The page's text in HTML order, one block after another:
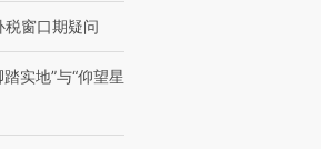
窗口期疑问
实地”与“仰望星